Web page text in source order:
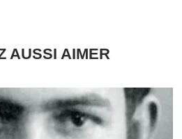
AUSSI AIMER